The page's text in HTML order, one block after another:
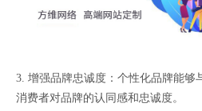
3. 增强品牌忠诚度：个性化品牌能够
消费者对品牌的认同感和忠诚度。